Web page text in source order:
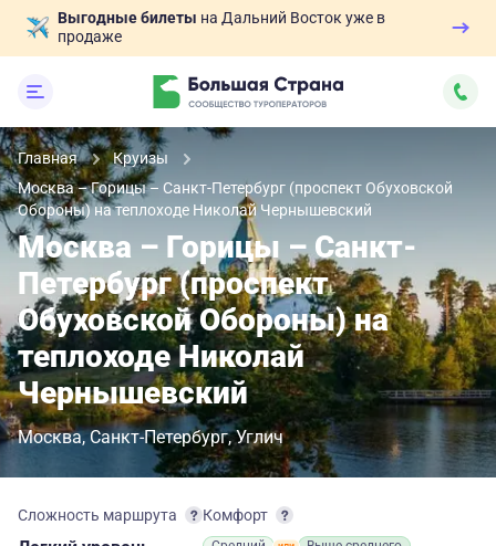
Выгодные билеты на Дальний Восток уже в
продаже
Главная
Круизы
Москва – Горицы – Санкт-Петербург (проспект Обуховской
Обороны) на теплоходе Николай Чернышевский
Москва – Горицы – Санкт-
Петербург (проспект
Обуховской Обороны) на
теплоходе Николай
Чернышевский
Москва Санкт-Петербург Углич
Сложность маршрута Комфорт